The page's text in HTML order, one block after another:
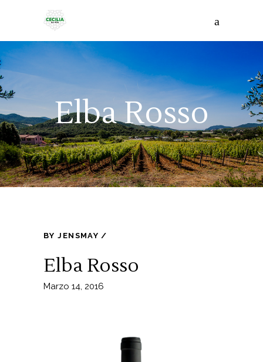
Elba Rosso
BYJENSMAY
Elba Rosso
Marzo 14, 2016